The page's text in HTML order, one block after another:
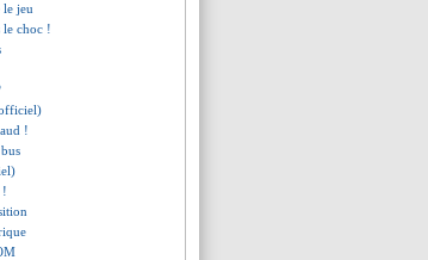
le jeu
le choc !
!
!